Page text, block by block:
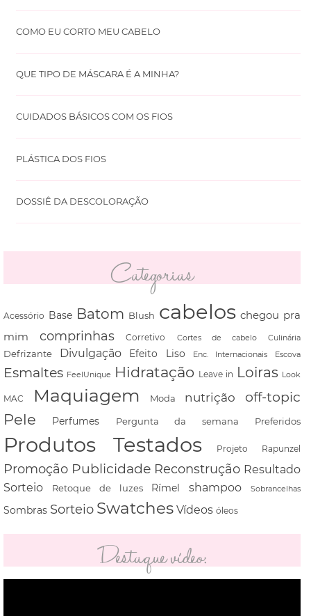
COMO EU CORTO MEU CABELO
QUE TIPO DE MÁSCARA É A MINHA?
CUIDADOS BÁSICOS COM OS FIOS
PLÁSTICA DOS FIOS
DOSSIÊ DA DESCOLORAÇÃO
Categorias
Acessório Base Batom Blush cabelos chegou pra
mim
comprinhas Corretivo Cortes de cabelo Culinária
Defrizante Divulgação Efeito Liso Enc. Internacionais Escova
Esmaltes FeelUnique Hidratação Leave in Loiras Look
MAC Maquiagem Moda nutrição off-topic
Pele Perfumes Pergunta da semana Preferidos
Produtos Testados Projeto Rapunzel
Promoção Publicidade Reconstrução Resultado
Sorteio
Retoque de luzes Rímel shampoo Sobrancelhas
Sombras Sorteio Swatches Vídeos óleos
Destaque vídeo: